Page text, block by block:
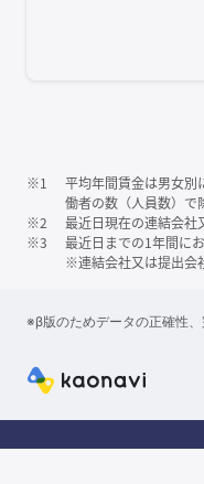
※1
平均年間賃金は男女別
働者の数（人員数）で
※2
最近日現在の連結会社
※3
最近日までの1年間に
※連結会社又は提出会
※β版のためデータの正確性